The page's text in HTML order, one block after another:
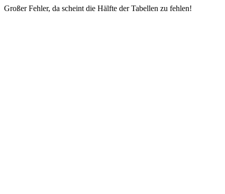
Großer Fehler, da scheint die Hälfte der Tabellen zu fehlen!